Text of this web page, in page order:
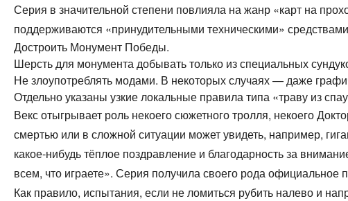
Серия в значительной степени повлияла на жанр «карт на
поддерживаются «принудительными техническими»
Достроить Монумент Победы.
Шерсть для монумента добывать только из специальных
Не злоупотреблять модами. В некоторых случаях — даже
Отдельно указаны узкие локальные правила типа «траву из
Векс отыгрывает роль некоего сюжетного тролля, некоего
смертью или в сложной ситуации может увидеть, например,
какое-нибудь тёплое поздравление и благодарность за
всем, что играете». Серия получила своего рода официальное
Как правило, испытания, если не ломиться рубить налево и